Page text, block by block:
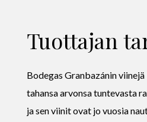
Tuottajan
Bodegas Granbazánin
tahansa arvonsa tuntevasta
ja sen viinit ovat jo vuosia